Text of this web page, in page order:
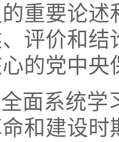
重要论
评价和
的党中央
全面系统学
和建设